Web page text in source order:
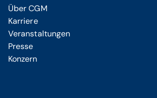
Über CGM
Karriere
Veranstaltungen
Presse
Konzern